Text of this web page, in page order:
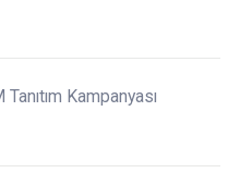
Kampanyası